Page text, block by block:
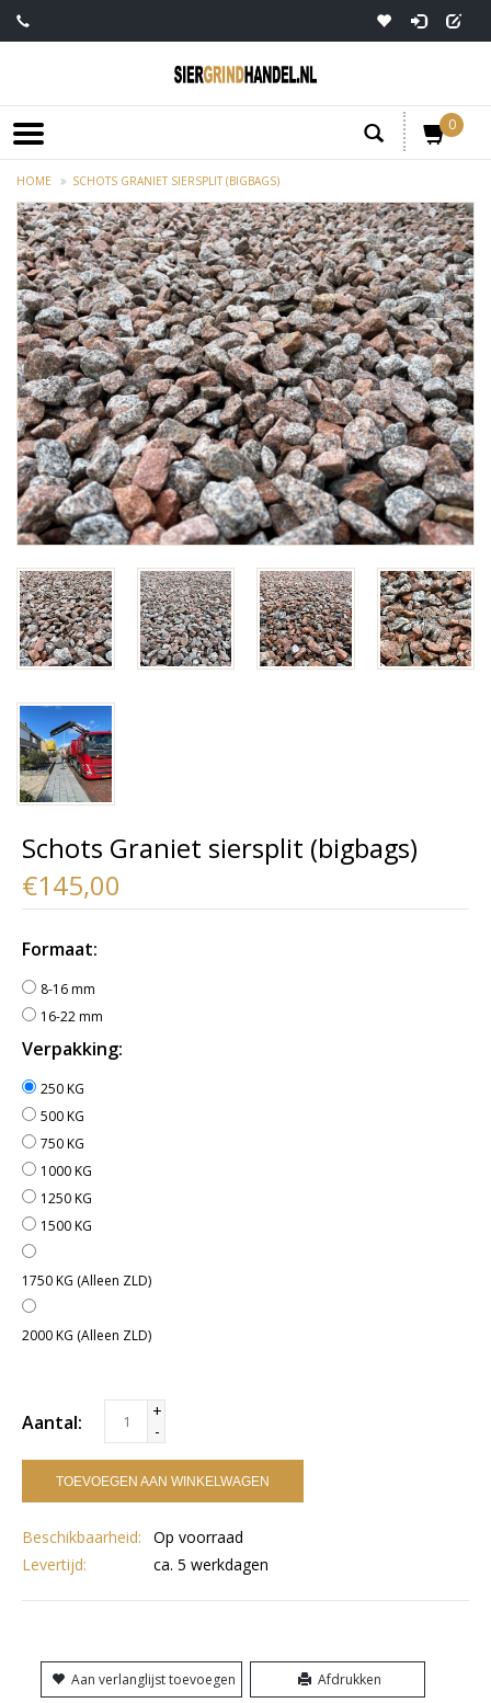
0
HOME SCHOTS GRANIET SIERSPLIT (BIGBAGS)
Schots Graniet siersplit (bigbags)
€145,00
Formaat:
8-16 mm
16-22 mm
Verpakking:
250 KG
500 KG
750 KG
1000 KG
1250 KG
1500 KG
1750 KG (Alleen ZLD)
2000 KG (Alleen ZLD)
Aantal:
+
-
TOEVOEGEN AAN WINKELWAGEN
Beschikbaarheid:
Op voorraad
Levertijd:
ca. 5 werkdagen
Aan verlanglijst toevoegen Afdrukken